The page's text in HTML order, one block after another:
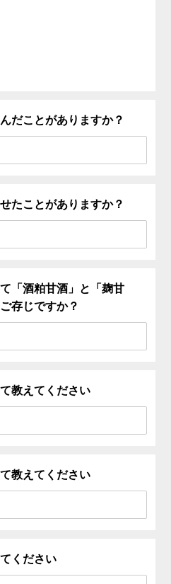
だことがありますか？
たことがありますか？
「酒粕甘酒」と「麹甘
存じですか？
教えてください
教えてください
ください